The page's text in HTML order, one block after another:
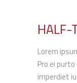
HALF-
Lorem
Pro ei
imperdiet